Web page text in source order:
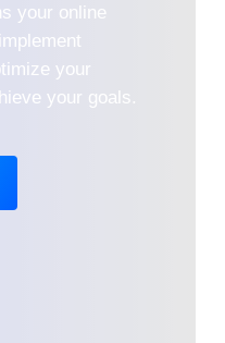
your online
your
your goals.